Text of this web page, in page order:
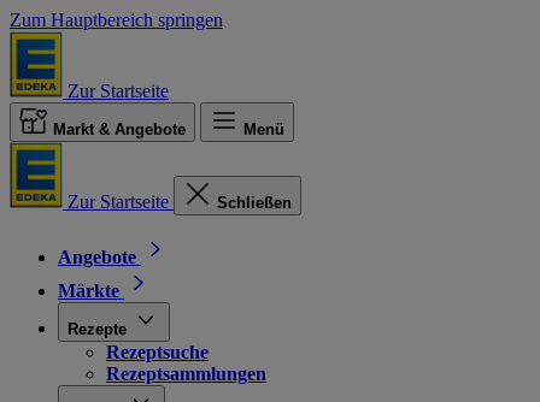
Zum Hauptbereich springen
Zur Startseite
Markt & Angebote Menü
Zur Startseite Schließen
Angebote
Märkte
Rezepte
Rezeptsuche
Rezeptsammlungen